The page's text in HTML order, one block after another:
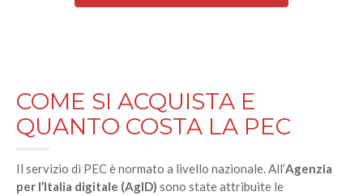
COME SI ACQUISTA E
QUANTO COSTA LA PEC
Il servizio di PEC è normato a livello nazionale. All’Agenzia
per l’Italia digitale (AgID) sono state attribuite le